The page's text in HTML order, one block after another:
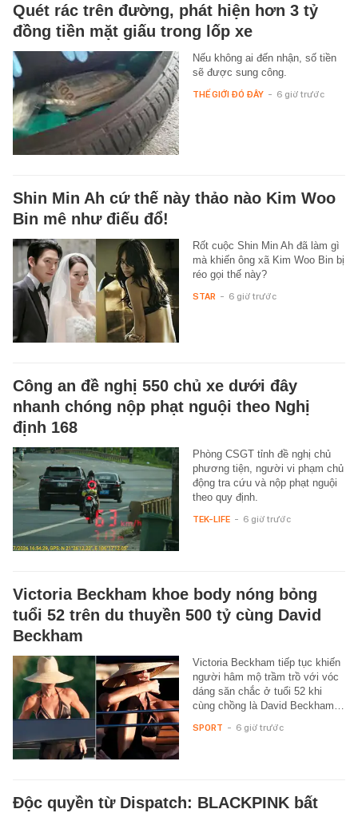
Quét rác trên đường, phát hiện hơn 3 tỷ
đồng tiền mặt giấu trong lốp xe
Nếu không ai đến nhận, số tiền
sẽ được sung công.
THẾ GIỚI ĐÓ ĐÂY - 6 giờ trước
Shin Min Ah cứ thế này thảo nào Kim Woo
Bin mê như điếu đổ!
Rốt cuộc Shin Min Ah đã làm gì
mà khiến ông xã Kim Woo Bin bị
réo gọi thế này?
STAR - 6 giờ trước
Công an đề nghị 550 chủ xe dưới đây
nhanh chóng nộp phạt nguội theo Nghị
định 168
Phòng CSGT tỉnh đề nghị chủ
phương tiện, người vi phạm chủ
động tra cứu và nộp phạt nguội
theo quy định.
TEK-LIFE - 6 giờ trước
Victoria Beckham khoe body nóng bỏng
tuổi 52 trên du thuyền 500 tỷ cùng David
Beckham
Victoria Beckham tiếp tục khiến
người hâm mộ trầm trồ với vóc
dáng săn chắc ở tuổi 52 khi
cùng chồng là David Beckham…
SPORT - 6 giờ trước
Độc quyền từ Dispatch: BLACKPINK bất